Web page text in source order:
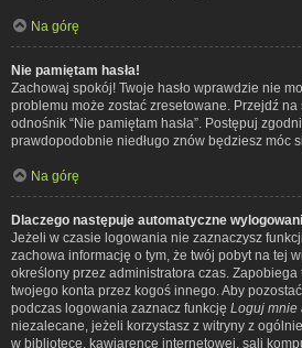
Na górę
Nie pamiętam hasła!
Zachowaj spokój! Twoje hasło wprawdzie nie
problemu może zostać zresetowane. Przejdź
odnośnik “Nie pamiętam hasła”. Postępuj
prawdopodobnie niedługo znów będziesz móc
Na górę
Dlaczego następuje automatyczne
Jeżeli w czasie logowania nie zaznaczysz funkcji
zachowa informację o tym, że twój pobyt na tej
określony przez administratora czas. Zapobiega
twojego konta przez kogoś innego. Aby
podczas logowania zaznacz funkcję Loguj mnie
niezalecane, jeżeli korzystasz z witryny z
w bibliotece, kawiarence internetowej, sali